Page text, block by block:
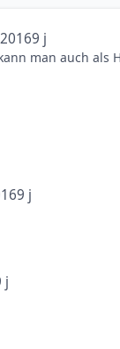
9 j
tolles Fleisch. Den
9 j
j